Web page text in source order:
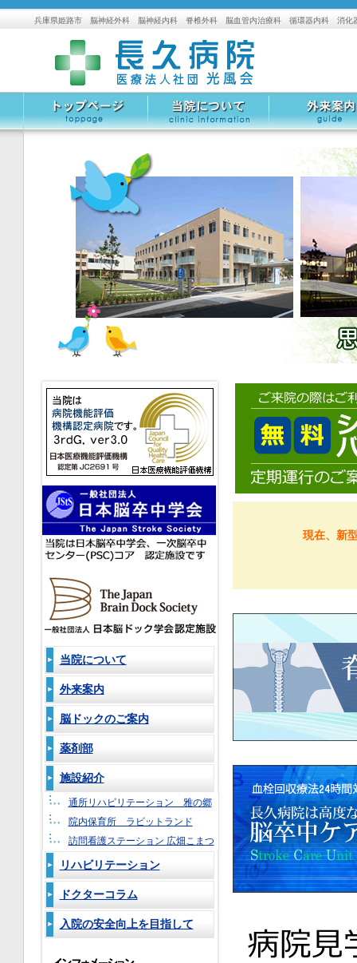
兵庫県姫路市 脳神経外科 脳神経内科 脊椎外科 脳血管内治療科 循環器内科 消
当院について
外来案内
脳ドックのご案内
薬剤部
施設紹介
通所リハビリテーション 雅の郷
院内保育所 ラビットランド
訪問看護ステーション 広畑こまつ
リハビリテーション
ドクターコラム
入院の安全向上を目指して
現在、新